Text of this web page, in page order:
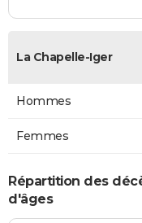
La Chapelle-Iger
Hommes
Femmes
Répartition des
d'âges